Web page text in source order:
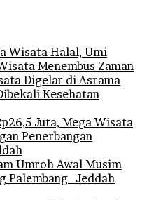
Wisata Halal, Umi
Menembus Zaman
Digelar di Asrama
Kesehatan
Juta, Mega Wisata
Penerbangan
Umroh Awal Musim
Palembang–Jeddah